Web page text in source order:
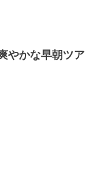
やかな早朝ツア